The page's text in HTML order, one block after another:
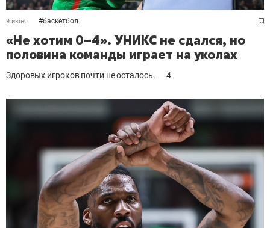
9 июня #баскетбол
«Не хотим 0–4». УНИКС не сдался, но
половина команды играет на уколах
Здоровых игроков почти не осталось. 4